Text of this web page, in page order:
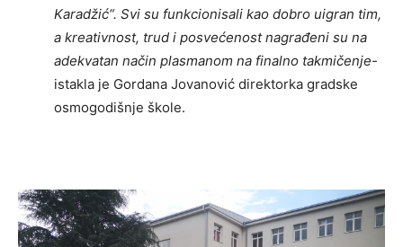
Karadžić“. Svi su funkcionisali kao dobro uigran tim,
a kreativnost, trud i posvećenost nagrađeni su na
adekvatan način plasmanom na finalno takmičenje-
istakla je Gordana Jovanović direktorka gradske
osmogodišnje škole.